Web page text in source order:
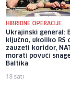
HIBRIDNE OPERACIJE
Ukrajinski general:
ključno, ukoliko RS
zauzeti koridor,
morati povući
Baltika
18 sati